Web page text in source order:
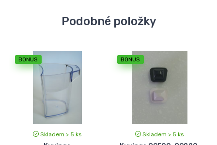
Podobné položky
BONUS
Skladem > 5 ks
BONUS
Skladem > 5 ks